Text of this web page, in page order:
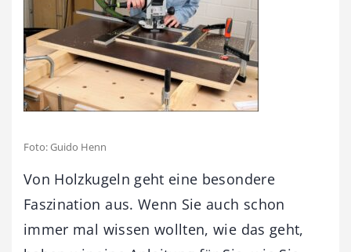
Foto: Guido Henn
Von Holzkugeln geht eine besondere
Faszination aus. Wenn Sie auch schon
immer mal wissen wollten, wie das geht,